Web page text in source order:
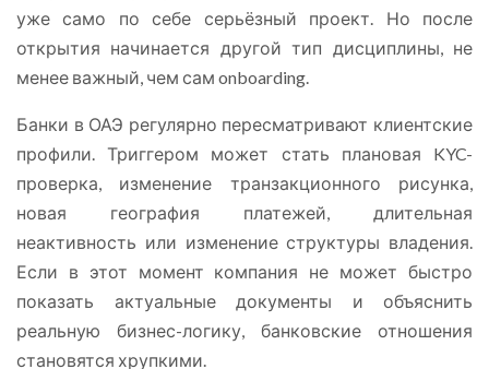
уже само по себе серьёзный проект. Но после
открытия начинается другой тип дисциплины, не
менее важный, чем сам onboarding.
Банки в ОАЭ регулярно пересматривают клиентские
профили. Триггером может стать плановая KYC-
проверка, изменение транзакционного рисунка,
новая география платежей, длительная
неактивность или изменение структуры владения.
Если в этот момент компания не может быстро
показать актуальные документы и объяснить
реальную бизнес-логику, банковские отношения
становятся хрупкими.